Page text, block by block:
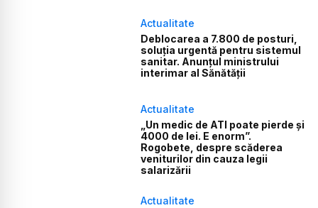
Actualitate
Deblocarea a 7.800 de posturi,
soluția urgentă pentru sistemul
sanitar. Anunțul ministrului
interimar al Sănătății
Actualitate
„Un medic de ATI poate pierde și
4000 de lei. E enorm”.
Rogobete, despre scăderea
veniturilor din cauza legii
salarizării
Actualitate